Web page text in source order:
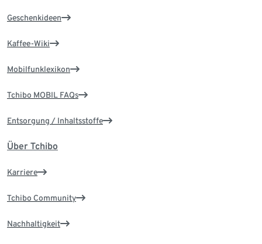
Geschenkideen
Kaffee-Wiki
Mobilfunklexikon
Tchibo MOBIL FAQs
Entsorgung / Inhaltsstoffe
Über Tchibo
Karriere
Tchibo Community
Nachhaltigkeit